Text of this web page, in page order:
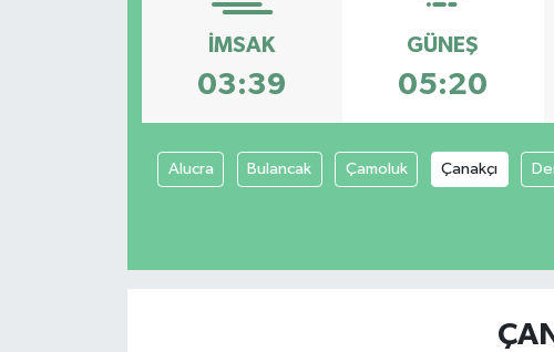
İMSAK
03:39
GÜNEŞ
05:20
Alucra Bulancak Çamoluk Çanakçı